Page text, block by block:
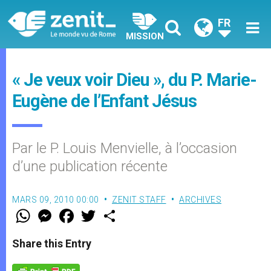
MISSION
FR
« Je veux voir Dieu », du P. Marie-
Eugène de l’Enfant Jésus
Par le P. Louis Menvielle, à l’occasion
d’une publication récente
MARS 09, 2010 00:00 ZENIT STAFF ARCHIVES
W
t
s
M
e
s
e
F
a
e
b
w
Share this Entry